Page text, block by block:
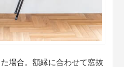
場合。額縁に合わせて窓抜